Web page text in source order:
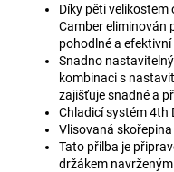
Díky pěti velikostem
Camber eliminován
pohodlné a
Snadno
kombinaci s
zajišťuje snadné a
Chladicí systém 4th
Vlisovaná
Tato přilba je
držákem